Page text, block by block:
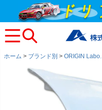
ホーム ブランド別 ORIGIN Labo.